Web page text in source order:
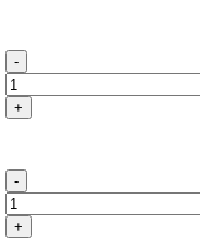
-
+
-
+